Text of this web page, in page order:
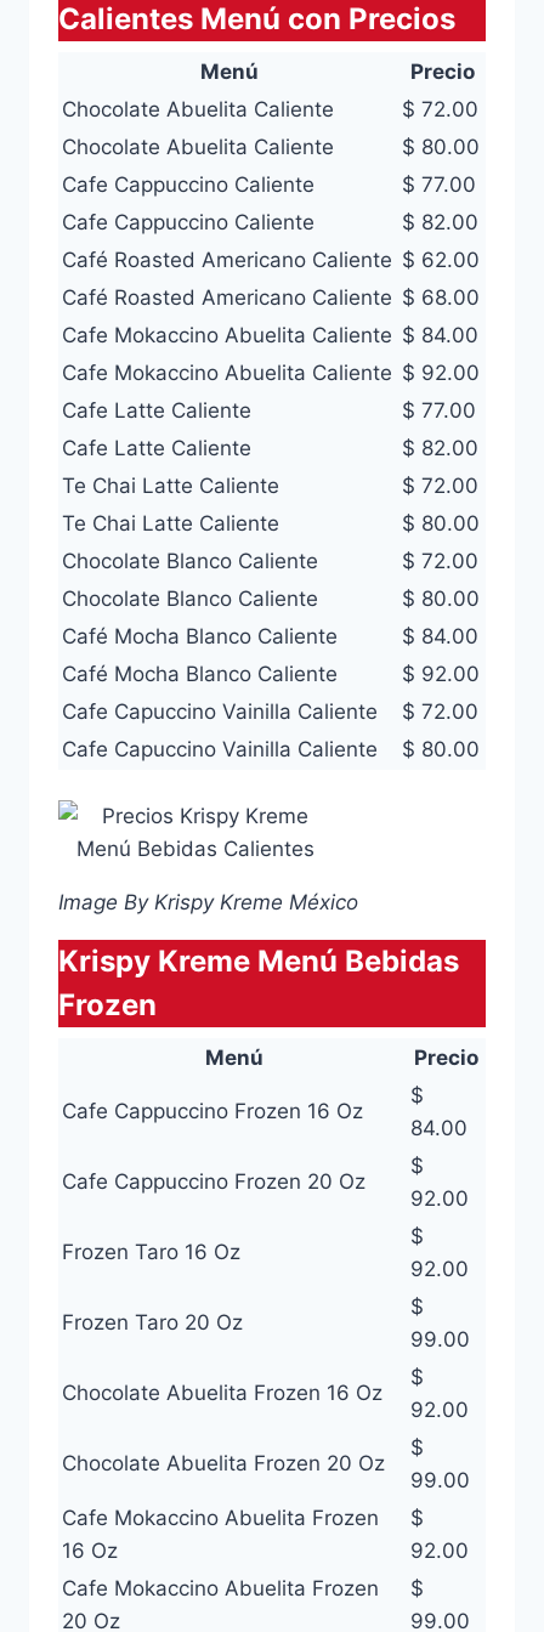
Calientes Menú con Precios
Menú
Precio
Chocolate Abuelita Caliente
$ 72.00
Chocolate Abuelita Caliente
$ 80.00
Cafe Cappuccino Caliente
$ 77.00
Cafe Cappuccino Caliente
$ 82.00
Café Roasted Americano Caliente $ 62.00
Café Roasted Americano Caliente $ 68.00
Cafe Mokaccino Abuelita Caliente $ 84.00
Cafe Mokaccino Abuelita Caliente $ 92.00
Cafe Latte Caliente
$ 77.00
Cafe Latte Caliente
$ 82.00
Te Chai Latte Caliente
$ 72.00
Te Chai Latte Caliente
$ 80.00
Chocolate Blanco Caliente
$ 72.00
Chocolate Blanco Caliente
$ 80.00
Café Mocha Blanco Caliente
$ 84.00
Café Mocha Blanco Caliente
$ 92.00
Cafe Capuccino Vainilla Caliente
$ 72.00
Cafe Capuccino Vainilla Caliente
$ 80.00
Image By Krispy Kreme México
Krispy Kreme Menú Bebidas
Frozen
Menú Precio
Cafe Cappuccino Frozen 16 Oz
$
84.00
Cafe Cappuccino Frozen 20 Oz
$
92.00
Frozen Taro 16 Oz
$
92.00
Frozen Taro 20 Oz
$
99.00
Chocolate Abuelita Frozen 16 Oz
$
92.00
Chocolate Abuelita Frozen 20 Oz
$
99.00
Cafe Mokaccino Abuelita Frozen
16 Oz
$
92.00
Cafe Mokaccino Abuelita Frozen
20 Oz
$
99.00